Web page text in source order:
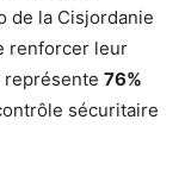
de la Cisjordanie
renforcer leur
représente 76%
sécuritaire